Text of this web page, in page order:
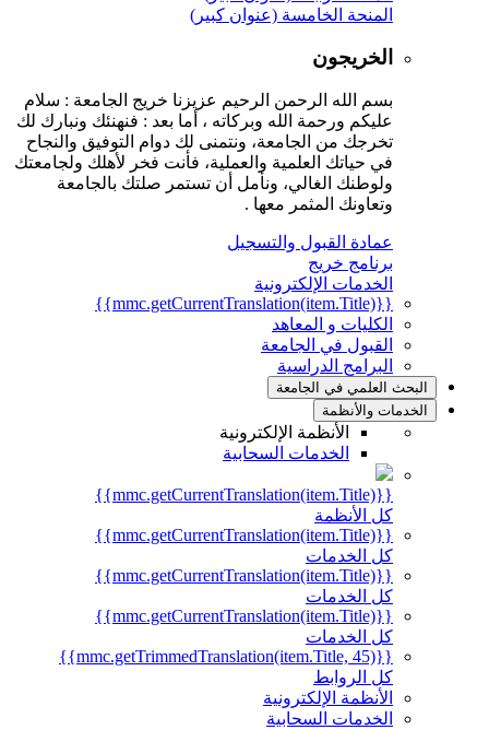
المنحة الخامسة (عنوان كبير)
الخريجون
بسم الله الرحمن الرحيم عزيزنا خريج الجامعة : سلام
عليكم ورحمة الله وبركاته ، أما بعد : فنهنئك ونبارك لك
تخرجك من الجامعة، ونتمنى لك دوام التوفيق والنجاح
في حياتك العلمية والعملية، فأنت فخر لأهلك ولجامعتك
ولوطنك الغالي، ونأمل أن تستمر صلتك بالجامعة
وتعاونك المثمر معها .
عمادة القبول والتسجيل
برنامج خريج
الخدمات الإلكترونية
{{mmc.getCurrentTranslation(item.Title)}}
الكليات و المعاهد
القبول في الجامعة
البرامج الدراسية
البحث العلمي في الجامعة
الخدمات والأنظمة
الأنظمة الإلكترونية
الخدمات السحابية
{{mmc.getCurrentTranslation(item.Title)}}
كل الأنظمة
{{mmc.getCurrentTranslation(item.Title)}}
كل الخدمات
{{mmc.getCurrentTranslation(item.Title)}}
كل الخدمات
{{mmc.getCurrentTranslation(item.Title)}}
كل الخدمات
{{mmc.getTrimmedTranslation(item.Title, 45)}}
كل الروابط
الأنظمة الإلكترونية
الخدمات السحابية